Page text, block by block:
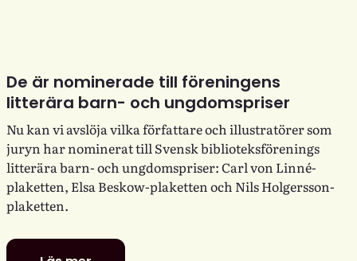
De är nominerade till föreningens
litterära barn- och ungdomspriser
Nu kan vi avslöja vilka författare och illustratörer som
juryn har nominerat till Svensk biblioteksförenings
litterära barn- och ungdomspriser: Carl von Linné-
plaketten, Elsa Beskow-plaketten och Nils Holgersson-
plaketten.